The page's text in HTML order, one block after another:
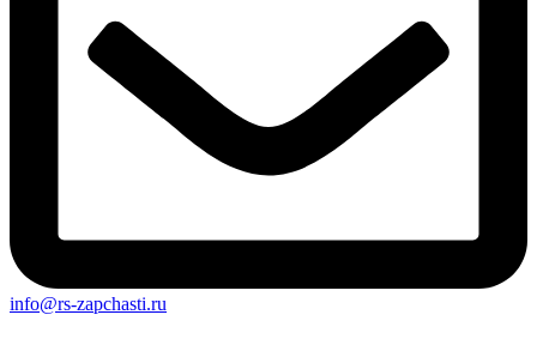
info@rs-zapchasti.ru